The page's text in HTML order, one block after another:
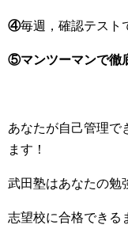
④毎週，確認テスト
⑤マンツーマンで徹
あなたが自己管理で
ます！
武田塾はあなたの勉
志望校に合格できる